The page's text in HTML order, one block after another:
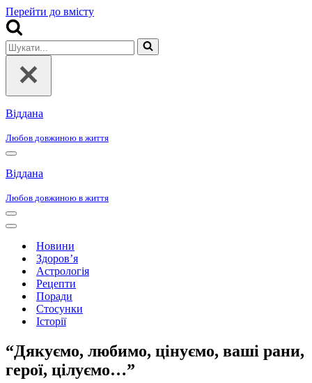
Перейти до вмісту
Шукати...
Віддана
Любов довжиною в життя
Меню
навігації
Віддана
Любов довжиною в життя
Меню
навігації
Меню
навігаціїНовини
Здоров’я
Астрологія
Рецепти
Поради
Стосунки
Історії
“Дякуємо, любимо, цінуємо, ваші рани,
герої, цілуємо…”